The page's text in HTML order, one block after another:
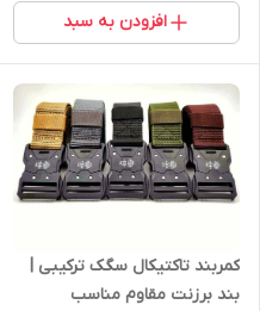
افزودن به سبد
کمربند تاکتیکال سگک ترکیبی |
بند برزنت مقاوم مناسب